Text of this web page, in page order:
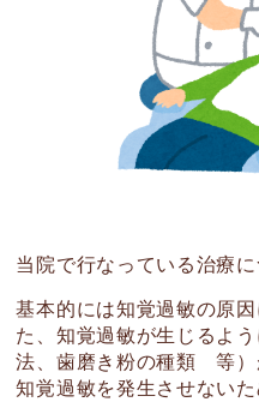
当院で行なっている治療
基本的には知覚過敏の原
た、知覚過敏が生じるよ
法、歯磨き粉の種類 等）
知覚過敏を発生させない